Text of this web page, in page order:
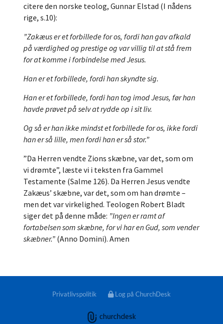
citere den norske teolog, Gunnar Elstad (I nådens
rige, s.10):
”Zakæus er et forbillede for os, fordi han gav afkald
på værdighed og prestige og var villig til at stå frem
for at komme i forbindelse med Jesus.
Han er et forbillede, fordi han skyndte sig.
Han er et forbillede, fordi han tog imod Jesus, før han
havde prøvet på selv at rydde op i sit liv.
Og så er han ikke mindst et forbillede for os, ikke fordi
han er så lille, men fordi han er så stor.”
”Da Herren vendte Zions skæbne, var det, som om
vi drømte”, læste vi i teksten fra Gammel
Testamente (Salme 126). Da Herren Jesus vendte
Zakæus’ skæbne, var det, som om han drømte –
men det var virkelighed. Teologen Robert Bladt
siger det på denne måde: ”Ingen er ramt af
fortabelsen som skæbne, for vi har en Gud, som vender
skæbner.” (Anno Domini). Amen
Privatlivspolitik Log på ChurchDesk